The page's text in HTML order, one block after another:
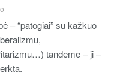
– “patogiai” su kažkuo
tandeme – ji –